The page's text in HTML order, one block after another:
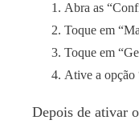
Abra as
Toque em
Toque em
Ative a opção
Depois de ativar